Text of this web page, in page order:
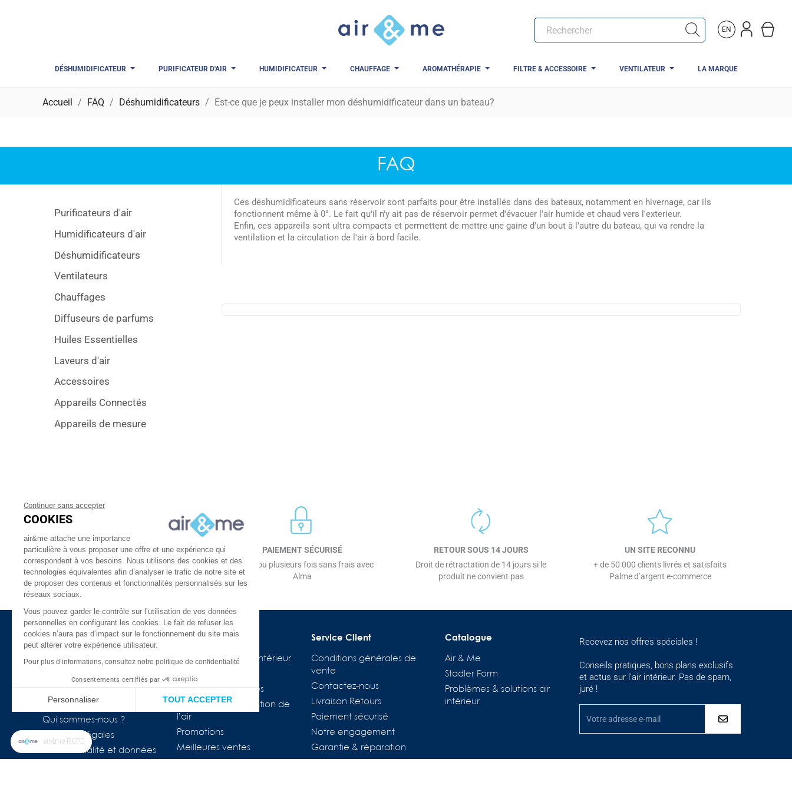
EN
DÉSHUMIDIFICATEUR PURIFICATEUR D'AIR HUMIDIFICATEUR CHAUFFAGE AROMATHÉRAPIE FILTRE & ACCESSOIRE VENTILATEUR LA MARQUE
Accueil FAQ Déshumidificateurs Est-ce que je peux installer mon déshumidificateur dans un bateau?
FAQ
Purificateurs d'air
Humidificateurs d'air
Déshumidificateurs
Ventilateurs
Chauffages
Diffuseurs de parfums
Huiles Essentielles
Laveurs d'air
Accessoires
Appareils Connectés
Appareils de mesure
Ces déshumidificateurs sans réservoir sont parfaits pour être installés dans des bateaux, notamment en hivernage, car ils
fonctionnent même à 0°. Le fait qu'il n'y ait pas de réservoir permet d'évacuer l'air humide et chaud vers l'exterieur.
Enfin, ces appareils sont ultra compacts et permettent de mettre une gaine d'un bout à l'autre du bateau, qui va rendre la
ventilation et la circulation de l'air à bord facile.
LIVRAISON GRATUITE
À partir de 30€
En 24 ou 48h chez vous
PAIEMENT SÉCURISÉ
En une ou plusieurs fois sans frais avec
Alma
RETOUR SOUS 14 JOURS
Droit de rétractation de 14 jours si le
produit ne convient pas
UN SITE RECONNU
+ de 50 000 clients livrés et satisfaits
Palme d’argent e-commerce
à propos d'air&me
La société
Avis Clients ★★★★★
Qui sommes-nous ?
Mentions légales
Confidentialité et données
Besoin d'aide ?
Nos guides de l'air intérieur
Lexique
Appareils connectés
COVID-19 & purification de
l’air
Promotions
Meilleures ventes
Service Client
Conditions générales de
vente
Contactez-nous
Livraison Retours
Paiement sécurisé
Notre engagement
Garantie & réparation
Catalogue
Air & Me
Stadler Form
Problèmes & solutions air
intérieur
Recevez nos offres spéciales !
Conseils pratiques, bons plans exclusifs
et actus sur l’air intérieur. Pas de spam,
juré !
Continuer sans accepter
COOKIES
air&me attache une importance
particulière à vous proposer une offre et une expérience qui
correspondent à vos besoins. Nous utilisons des cookies et des
technologies équivalentes afin d’analyser le trafic de notre site et
de proposer des contenus et fonctionnalités personnalisés sur les
réseaux sociaux.
Vous pouvez garder le contrôle sur l’utilisation de vos données
personnelles en configurant les cookies. Le fait de refuser les
cookies n’aura pas d’impact sur le fonctionnement du site mais
peut altérer votre expérience utilisateur.
Pour plus d’informations, consultez notre politique de confidentialité
Consentements certifiés par
Personnaliser TOUT ACCEPTER
Axeptio consent
Plateforme de Gestion du Consentement : Personnalisez vos Options
Notre plateforme vous permet d'adapter et de gérer vos paramètres de confidentialité, en garantissant la conformité avec les réglementations. Personnalisez vos préférences pour contrôler la
air&me RGPD